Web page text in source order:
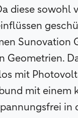
diese sowohl
Geometrien.
mit
mit einem
in